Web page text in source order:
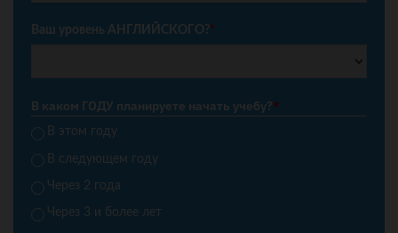
Ваш уровень АНГЛИЙСКОГО?*
В каком ГОДУ планируете начать учебу?*
В этом году
В следующем году
Через 2 года
Через 3 и более лет